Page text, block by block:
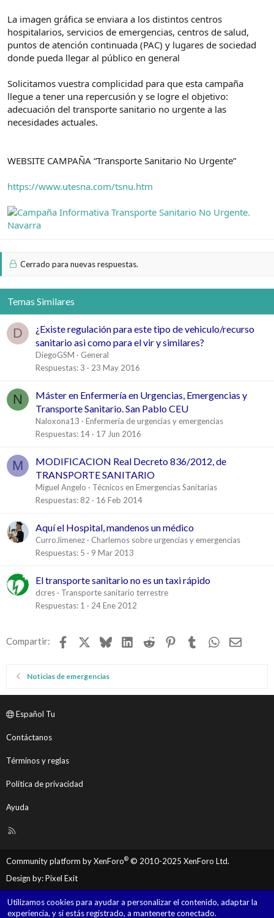
La imagen gráfica se enviara a los distintos centros
hospitalarios, servicios de emergencias, centros de salud,
puntos de atención continuada (PAC) y lugares de sociedad
donde pueda llegar al público en general
Solicitamos vuestra complicidad para que esta campaña
llegue a tener una repercusión y se logre el objetivo:
adecuación del transporte sanitario no urgente a las
necesidades actuales.
WEBSITE CAMPAÑA “Transporte Sanitario No Urgente”
https://www.utesna.com/tsnu.htm
Cerrado para nuevas respuestas.
Temas Similares
D
¿Existe regulación para este tipo de vehiculo/recurso
sanitario asi como para el vir y similares?
DiegoGSM
General
Respuestas 3 23 May 2016
N
Máster en Enfermería en Urgencias, Emergencias y
Transporte Sanitario. San Pablo CEU
Naloxona13
Enfermería de urgencias y emergencias
Respuestas 14 17 Jun 2016
M
MODIFICACION Real Decreto 836/2012, de
TRANSPORTE SANITARIO
Miguel Angelo
Técnicos en Emergencias Sanitarias
Respuestas 82 16 Feb 2014
Aquí el Hospital, mandenos un médico
CurroJimenez
Charlemos sobre urgencias y emergencias
Respuestas 5 9 Mar 2013
El transporte sanitario no es un taxi rápido
dcres
Transporte sanitario terrestre
Respuestas 1 24 Ene 2012
Compartir: Facebook BlueskyLinkedIn
Reddit Pinterest
TumblrWhatsApp
Email
Noticias de emergencias
Español Tu
Contáctanos
Términos y reglas
Política de privacidad
Ayuda
R
Community platform by XenForo® © 2010-2025 XenForo Ltd.
Design by:Pixel Exit
Utilizamos cookies para ayudar a personalizar el contenido, adaptar la
experiencia, y si estás registrado, a mantenerte conectado.